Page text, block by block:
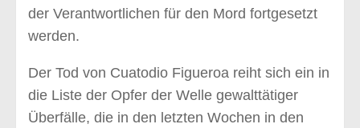
der Verantwortlichen für den Mord fortgesetzt
werden.
Der Tod von Cuatodio Figueroa reiht sich ein in
die Liste der Opfer der Welle gewalttätiger
Überfälle, die in den letzten Wochen in den